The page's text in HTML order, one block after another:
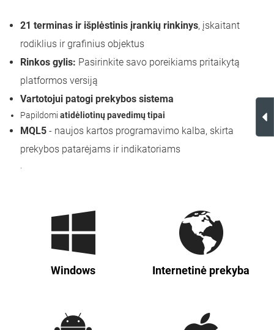
21 terminas ir išplėstinis įrankių rinkinys, įskaitant
rodiklius ir grafinius objektus
Rinkos gylis: Pasirinkite savo poreikiams pritaikytą
platformos versiją
Vartotojui patogi prekybos sistema
Papildomi atidėliotinų pavedimų tipai
MQL5 - naujos kartos programavimo kalba, skirta
prekybos patarėjams ir indikatoriams
Windows Internetinė prekyba